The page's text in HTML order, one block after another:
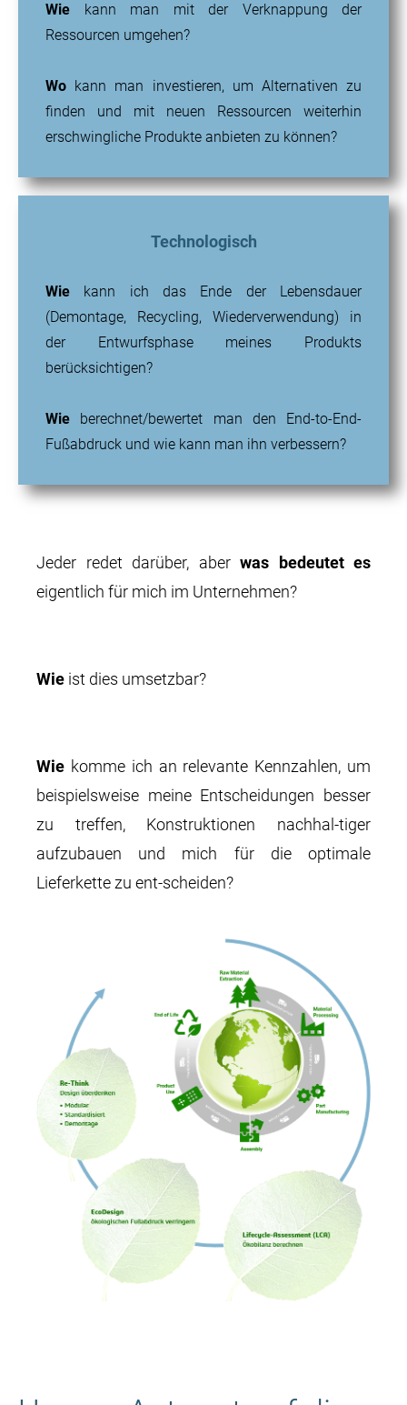
Wie kann man mit der Verknappung der
Ressourcen umgehen?
Wo kann man investieren, um Alternativen zu
finden und mit neuen Ressourcen weiterhin
erschwingliche Produkte anbieten zu können?
Technologisch
Wie kann ich das Ende der Lebensdauer
(Demontage, Recycling, Wiederverwendung) in
der Entwurfsphase meines Produkts
berücksichtigen?
Wie berechnet/bewertet man den End-to-End-
Fußabdruck und wie kann man ihn verbessern?
Jeder redet darüber, aber was bedeutet es
eigentlich für mich im Unternehmen?
Wie ist dies umsetzbar?
Wie komme ich an relevante Kennzahlen, um
beispielsweise meine Entscheidungen besser
zu treffen, Konstruktionen nachhal-tiger
aufzubauen und mich für die optimale
Lieferkette zu ent-scheiden?